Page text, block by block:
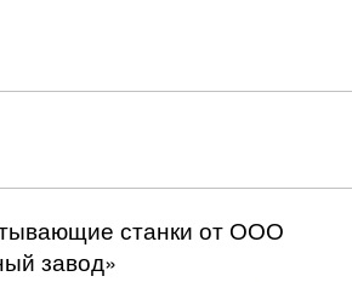
станки от ООО
завод»